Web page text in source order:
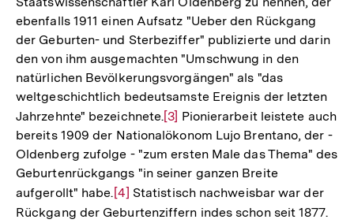
ebenfalls 1911 einen Aufsatz "Ueber den Rückgang
der Geburten- und Sterbeziffer" publizierte und darin
den von ihm ausgemachten "Umschwung in den
natürlichen Bevölkerungsvorgängen" als "das
weltgeschichtlich bedeutsamste Ereignis der letzten
Jahrzehnte" bezeichnete.Zur
Auflösung
der
Fußnote
[3] Pionierarbeit leistete auch
bereits 1909 der Nationalökonom Lujo Brentano, der -
Oldenberg zufolge - "zum ersten Male das Thema" des
Geburtenrückgangs "in seiner ganzen Breite
aufgerollt" habe. Zur
Auflösung
[4] Statistisch nachweisbar war der
Rückgang der Geburtenziffern indes schon seit 1877.